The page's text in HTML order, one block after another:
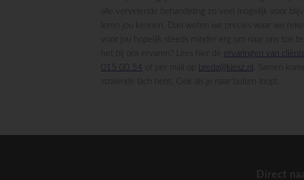
alle vervelende behandeling zo veel mogelijk voor
leren jou kennen. Dan weten we precies waar we
voor jou hopelijk steeds minder erg om naar ons toe
het bij ons ervaren? Lees hier de ervaringen van
015 00 54 of per mail op breda@kiesz.nl . Samen
stralende lach hebt. Ook als je naar buiten loopt.
Direct